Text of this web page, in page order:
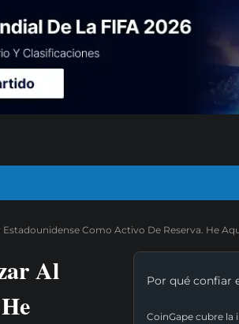
Como Activo De Reserva. He
Al
Por qué confiar
CoinGape cubre la